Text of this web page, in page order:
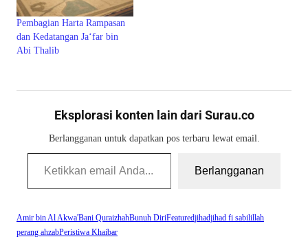
Pembagian Harta Rampasan
dan Kedatangan Ja‘far bin
Abi Thalib
Eksplorasi konten lain dari Surau.co
Berlangganan untuk dapatkan pos terbaru lewat email.
Ketikkan email Anda...
Berlangganan
Amir bin Al Akwa'Bani QuraizhahBunuh DiriFeaturedjihadjihad fi sabilillah
perang ahzabPeristiwa Khaibar